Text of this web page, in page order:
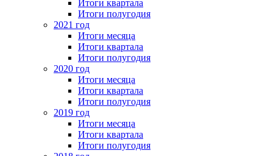
Итоги квартала
Итоги полугодия
2021 год
Итоги месяца
Итоги квартала
Итоги полугодия
2020 год
Итоги месяца
Итоги квартала
Итоги полугодия
2019 год
Итоги месяца
Итоги квартала
Итоги полугодия